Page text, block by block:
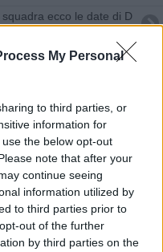
My Personal
to third parties, or
information for
the below opt-out
note that after your
continue seeing
information utilized by
to third parties prior to
out of the further
by third parties on the
ecco le date di D
di Rifondazione
regionale, soldi per
della Festa dell'Unità
di jazz
classica in piazza